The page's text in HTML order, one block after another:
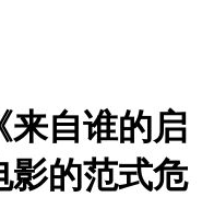
来自谁的启
影的范式危